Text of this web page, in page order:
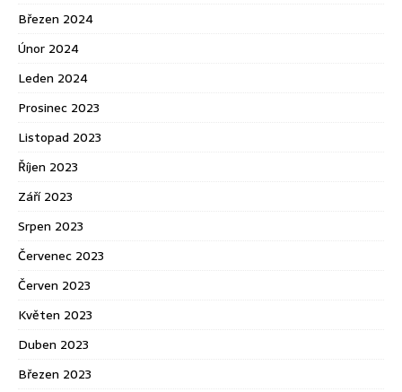
Březen 2024
Únor 2024
Leden 2024
Prosinec 2023
Listopad 2023
Říjen 2023
Září 2023
Srpen 2023
Červenec 2023
Červen 2023
Květen 2023
Duben 2023
Březen 2023